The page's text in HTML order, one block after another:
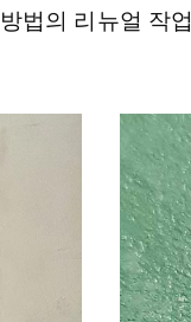
법의 리뉴얼 작